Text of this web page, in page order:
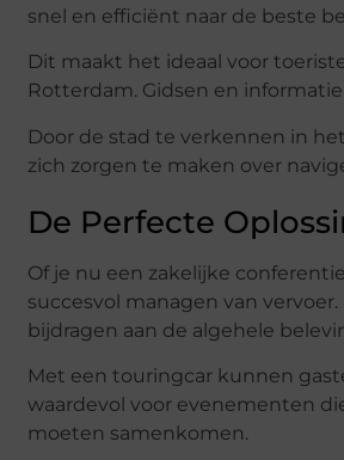
snel en efficiënt naar de beste
Dit maakt het ideaal voor
Rotterdam. Gidsen en
Door de stad te verkennen in
zich zorgen te maken over
De Perfecte
Of je nu een zakelijke
succesvol managen van
bijdragen aan de algehele
Met een touringcar kunnen
waardevol voor evenementen
moeten samenkomen.